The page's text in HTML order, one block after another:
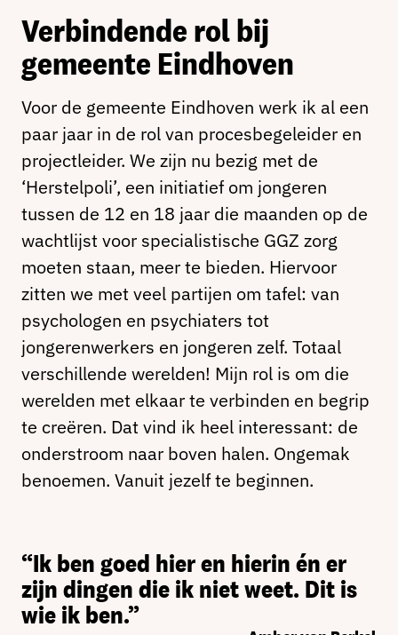
Verbindende rol bij
gemeente Eindhoven
Voor de gemeente Eindhoven werk ik al een
paar jaar in de rol van procesbegeleider en
projectleider. We zijn nu bezig met de
‘Herstelpoli’, een initiatief om jongeren
tussen de 12 en 18 jaar die maanden op de
wachtlijst voor specialistische GGZ zorg
moeten staan, meer te bieden. Hiervoor
zitten we met veel partijen om tafel: van
psychologen en psychiaters tot
jongerenwerkers en jongeren zelf. Totaal
verschillende werelden! Mijn rol is om die
werelden met elkaar te verbinden en begrip
te creëren. Dat vind ik heel interessant: de
onderstroom naar boven halen. Ongemak
benoemen. Vanuit jezelf te beginnen.
“Ik ben goed hier en hierin én er
zijn dingen die ik niet weet. Dit is
wie ik ben.”